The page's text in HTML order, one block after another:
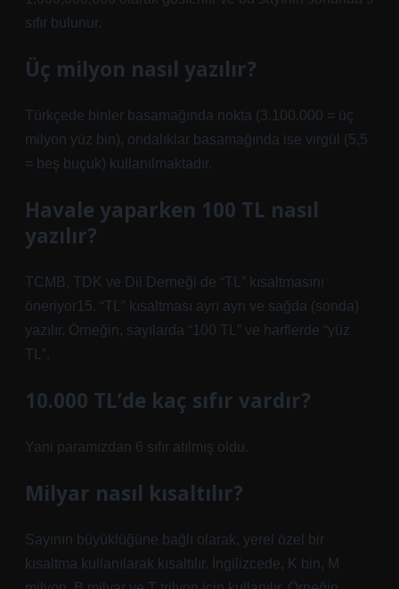
sıfır bulunur.
Üç milyon nasıl yazılır?
Türkçede binler basamağında nokta (3.100.000 = üç
milyon yüz bin), ondalıklar basamağında ise virgül (5,5
= beş buçuk) kullanılmaktadır.
Havale yaparken 100 TL nasıl
yazılır?
TCMB, TDK ve Dil Derneği de “TL” kısaltmasını
öneriyor15. “TL” kısaltması ayrı ayrı ve sağda (sonda)
yazılır. Örneğin, sayılarda “100 TL” ve harflerde “yüz
TL”.
10.000 TL’de kaç sıfır vardır?
Yani paramızdan 6 sıfır atılmış oldu.
Milyar nasıl kısaltılır?
Sayının büyüklüğüne bağlı olarak, yerel özel bir
kısaltma kullanılarak kısaltılır. İngilizcede, K bin, M